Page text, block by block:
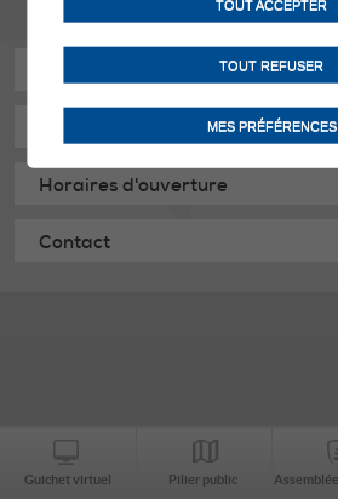
Horaires d'ouverture
Contact
Guichet virtuel Pilier public
TOUT ACCEPTER
TOUT REFUSER
MES PRÉFÉRENCES